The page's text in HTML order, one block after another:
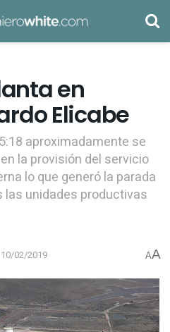
en
Elicabe
aproximadamente se
la provisión del servicio
lo que generó la parada
las unidades productivas
10/02/2019 AA